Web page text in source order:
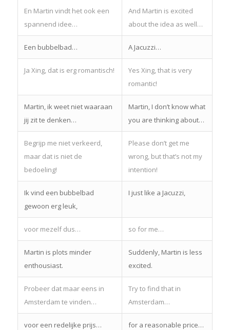
En Martin vindt het ook een
spannend idee…
And Martin is excited
about the idea as well…
Een bubbelbad… A Jacuzzi…
Ja Xing, dat is erg romantisch!
Yes Xing, that is very
romantic!
Martin, ik weet niet waaraan
jij zit te denken…
Martin, I don’t know what
you are thinking about…
Begrijp me niet verkeerd,
maar dat is niet de
bedoeling!
Please don’t get me
wrong, but that’s not my
intention!
Ik vind een bubbelbad
gewoon erg leuk,
I just like a Jacuzzi,
voor mezelf dus… so for me…
Martin is plots minder
enthousiast.
Suddenly, Martin is less
excited.
Probeer dat maar eens in
Amsterdam te vinden…
Try to find that in
Amsterdam…
voor een redelijke prijs… for a reasonable price…